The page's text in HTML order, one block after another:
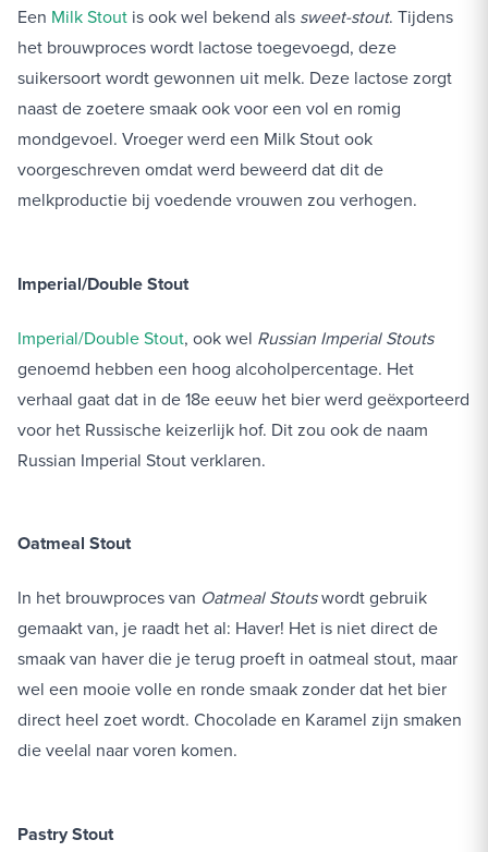
Een Milk Stout is ook wel bekend als sweet-stout. Tijdens
het brouwproces wordt lactose toegevoegd, deze
suikersoort wordt gewonnen uit melk. Deze lactose zorgt
naast de zoetere smaak ook voor een vol en romig
mondgevoel. Vroeger werd een Milk Stout ook
voorgeschreven omdat werd beweerd dat dit de
melkproductie bij voedende vrouwen zou verhogen.
Imperial/Double Stout
Imperial/Double Stout, ook wel Russian Imperial Stouts
genoemd hebben een hoog alcoholpercentage. Het
verhaal gaat dat in de 18e eeuw het bier werd geëxporteerd
voor het Russische keizerlijk hof. Dit zou ook de naam
Russian Imperial Stout verklaren.
Oatmeal Stout
In het brouwproces van Oatmeal Stoutswordt gebruik
gemaakt van, je raadt het al: Haver! Het is niet direct de
smaak van haver die je terug proeft in oatmeal stout, maar
wel een mooie volle en ronde smaak zonder dat het bier
direct heel zoet wordt. Chocolade en Karamel zijn smaken
die veelal naar voren komen.
Pastry Stout